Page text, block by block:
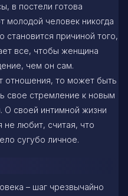
в постели готова
молодой человек никогда
становится причиной того,
все, чтобы женщина
чем он сам.
отношения, то может быть
свое стремление к новым
О своей интимной жизни
не любит, считая, что
сугубо личное.
– шаг чрезвычайно